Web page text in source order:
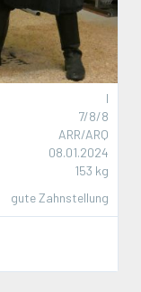
I
7/8/8
ARR/ARQ
08.01.2024
153 kg
gute Zahnstellung